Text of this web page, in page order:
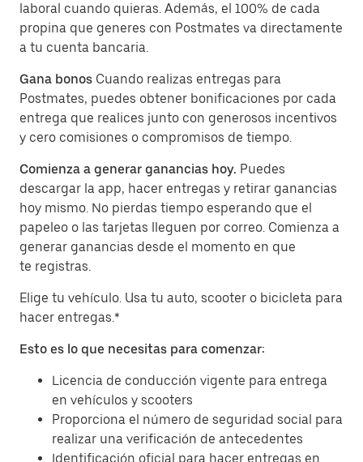
laboral cuando quieras. Además, el 100% de cada
propina que generes con Postmates va directamente
a tu cuenta bancaria.
Gana bonos Cuando realizas entregas para
Postmates, puedes obtener bonificaciones por cada
entrega que realices junto con generosos incentivos
y cero comisiones o compromisos de tiempo.
Comienza a generar ganancias hoy. Puedes
descargar la app, hacer entregas y retirar ganancias
hoy mismo. No pierdas tiempo esperando que el
papeleo o las tarjetas lleguen por correo. Comienza a
generar ganancias desde el momento en que
te registras.
Elige tu vehículo. Usa tu auto, scooter o bicicleta para
hacer entregas.*
Esto es lo que necesitas para comenzar:
Licencia de conducción vigente para entrega
en vehículos y scooters
Proporciona el número de seguridad social para
realizar una verificación de antecedentes
Identificación oficial para hacer entregas en